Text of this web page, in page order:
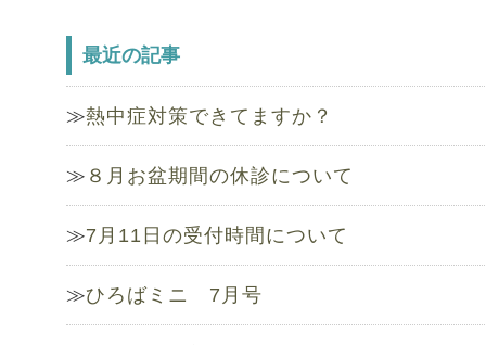
最近の記事
熱中症対策できてますか？
８月お盆期間の休診について
7月11日の受付時間について
ひろばミニ 7月号